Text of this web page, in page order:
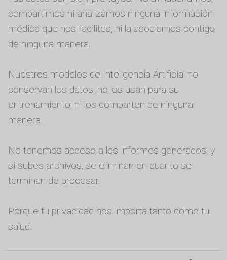
compartimos ni analizamos ninguna información
médica que nos facilites, ni la asociamos contigo
de ninguna manera.
Nuestros modelos de Inteligencia Artificial no
conservan los datos, no los usan para su
entrenamiento, ni los comparten de ninguna
manera.
No tenemos acceso a los informes generados, y
si subes archivos, se eliminan en cuanto se
terminan de procesar.
Porque tu privacidad nos importa tanto como tu
salud.